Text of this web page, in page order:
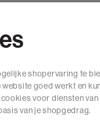
shopervaring te
goed werkt en
voor diensten
van je shopgedrag.